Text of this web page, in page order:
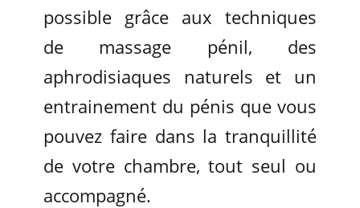
possible grâce aux techniques
de massage pénil, des
aphrodisiaques naturels et un
entrainement du pénis que vous
pouvez faire dans la tranquillité
de votre chambre, tout seul ou
accompagné.